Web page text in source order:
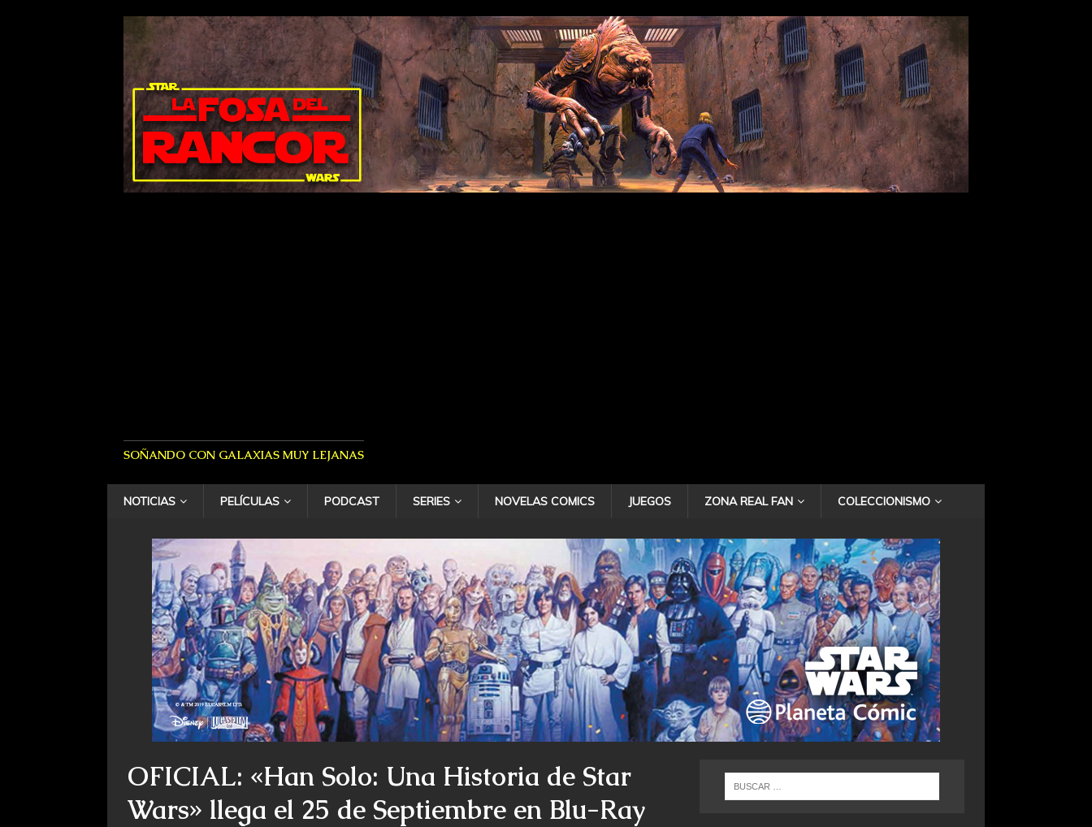
SOÑANDO CON GALAXIAS MUY LEJANAS
NOTICIAS PELÍCULAS PODCAST SERIES NOVELAS COMICS JUEGOS ZONA REAL FAN COLECCIONISMO
OFICIAL: «Han Solo: Una Historia de Star
Wars» llega el 25 de Septiembre en Blu-Ray